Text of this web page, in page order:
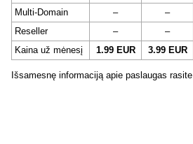
Multi-Domain
– –
Reseller
– –
Kaina už mėnesį
1.99 EUR 3.99 EUR
Išsamesnę informaciją apie paslaugas rasite